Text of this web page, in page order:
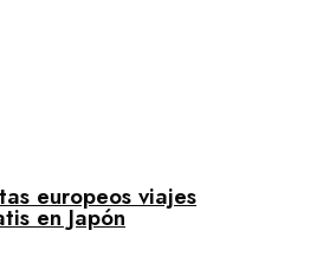
europeos viajes
en Japón